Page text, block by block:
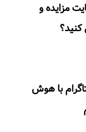
مزایده و
کنید؟
با هوش